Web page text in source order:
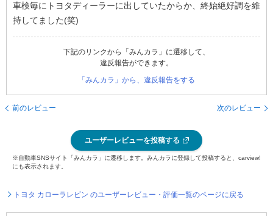
車検毎にトヨタディーラーに出していたからか、終始絶好調を維
持してました(笑)
下記のリンクから「みんカラ」に遷移して、
違反報告ができます。
「みんカラ」から、違反報告をする
前のレビュー 次のレビュー
ユーザーレビューを投稿する
※自動車SNSサイト「みんカラ」に遷移します。みんカラに登録して投稿すると、carview!
にも表示されます。
トヨタ カローラレビン のユーザーレビュー・評価一覧のページに戻る